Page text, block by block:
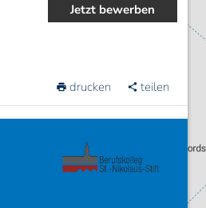
Jetzt bewerben
drucken teilen